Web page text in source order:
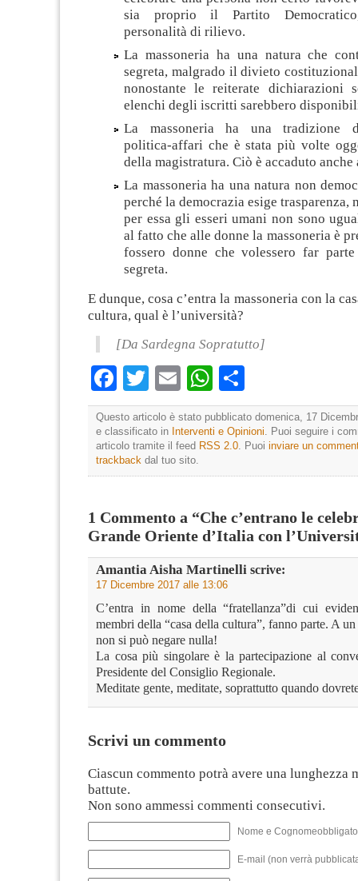
sia proprio il Partito
personalità di rilievo.
La massoneria ha una natura che
segreta, malgrado il divieto
nonostante le reiterate dichiarazioni
elenchi degli iscritti sarebbero
La massoneria ha una tradizione
politica-affari che è stata più volte
della magistratura. Ciò è accaduto anche
La massoneria ha una natura non
perché la democrazia esige trasparenza,
per essa gli esseri umani non sono
al fatto che alle donne la massoneria è
fossero donne che volessero far
segreta.
E dunque, cosa c’entra la massoneria con la
cultura, qual è l’università?
[Da Sardegna Sopratutto]
Facebook
TwitterEmailWhatsApp
Questo articolo è stato pubblicato domenica, 17
e classificato in Interventi e Opinioni . Puoi seguire i
articolo tramite il feed RSS 2.0 . Puoi inviare un
trackback dal tuo sito.
1 Commento a “Che c’entrano le
Grande Oriente d’Italia con
Amantia Aisha Martinelli scrive:
17 Dicembre 2017 alle 13:06
C’entra in nome della “fratellanza”di cui
membri della “casa della cultura”, fanno parte. A
non si può negare nulla!
La cosa più singolare è la partecipazione al
Presidente del Consiglio Regionale.
Meditate gente, meditate, soprattutto quando
Scrivi un commento
Ciascun commento potrà avere una lunghezza
battute.
Non sono ammessi commenti consecutivi.
Nome e
E-mail (non verrà